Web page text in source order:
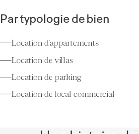
Par typologie de bien
Location d’appartements
Location de villas
Location de parking
Location de local commercial